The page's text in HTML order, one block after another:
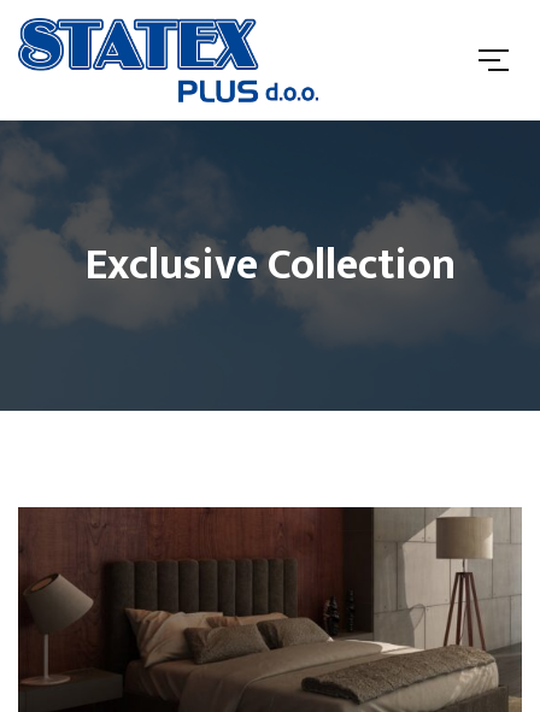
Exclusive Collection